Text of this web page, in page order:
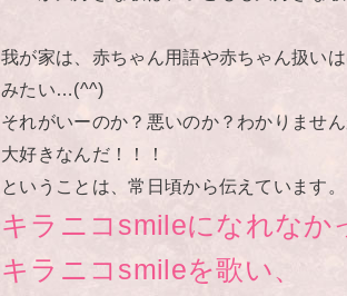
我が家は、赤ちゃん用語や赤ちゃん扱い
みたい…(^^)
それがいーのか？悪いのか？わかりません
大好きなんだ！！！
ということは、常日頃から伝えています。
キラニコsmileになれなか
キラニコsmileを歌い、